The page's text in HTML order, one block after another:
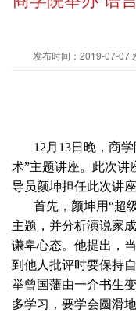
发布时间：2019-07-07
12月13日晚，商
术”主题讲座。此次讲
导员颜坤担任此次讲座
首先，颜坤用“超
主题，并分析演说家
谦卑心态。他提出，
到他人批评时要保持
举曾国藩由一介书生
多学习，要学会圆滑